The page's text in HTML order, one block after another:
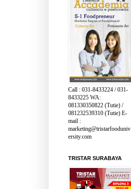
Call : 031-8433224 / 031-
8433225 WA:
081330350822 (Tutie) /
081232539310 (Tutie) E-
mail :
marketing@tristarfooduniv
ersity.com
TRISTAR SURABAYA